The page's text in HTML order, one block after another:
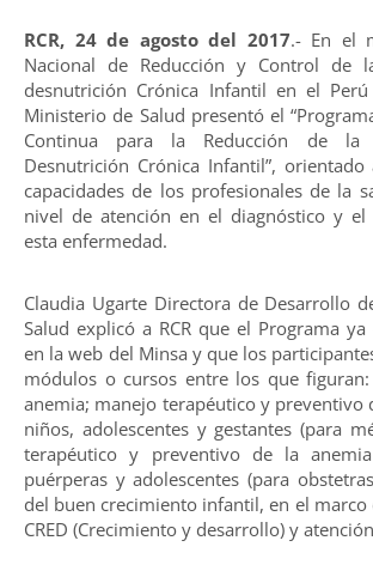
RCR, 24 de agosto del 2017.- En el
Nacional de Reducción y Control de
desnutrición Crónica Infantil en el
Ministerio de Salud presentó el
Continua para la Reducción de
Desnutrición Crónica Infantil”,
capacidades de los profesionales de la
nivel de atención en el diagnóstico y
esta enfermedad.
Claudia Ugarte Directora de Desarrollo
Salud explicó a RCR que el Programa
en la web del Minsa y que los
módulos o cursos entre los que
anemia; manejo terapéutico y preventivo
niños, adolescentes y gestantes (para
terapéutico y preventivo de la
puérperas y adolescentes (para
del buen crecimiento infantil, en el marco
CRED (Crecimiento y desarrollo) y